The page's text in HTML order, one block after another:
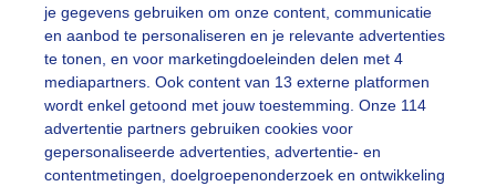
je gegevens gebruiken om onze content, communicatie
en aanbod te personaliseren en je relevante advertenties
te tonen, en voor marketingdoeleinden delen met 4
mediapartners. Ook content van 13 externe platformen
wordt enkel getoond met jouw toestemming. Onze 114
advertentie partners gebruiken cookies voor
gepersonaliseerde advertenties, advertentie- en
contentmetingen, doelgroepenonderzoek en ontwikkeling
Jannes Wiersema Gemaakt: 14-05-2026, 19x bekeken
Wolken Wind
slideshow